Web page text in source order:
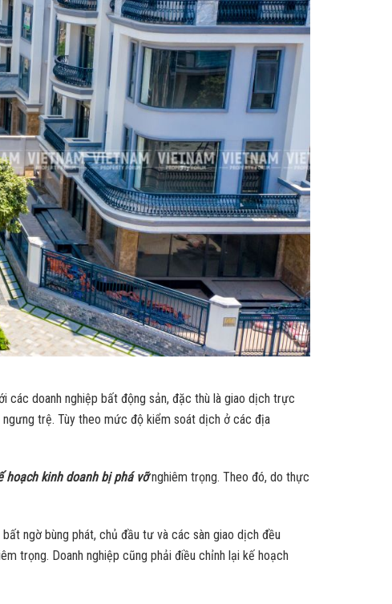
các doanh nghiệp bất động sản, đặc thù là giao dịch trực
trệ. Tùy theo mức độ kiểm soát dịch ở các địa
hoạch kinh doanh bị phá vỡ nghiêm trọng. Theo đó, do thực
ngờ bùng phát, chủ đầu tư và các sàn giao dịch đều
trọng. Doanh nghiệp cũng phải điều chỉnh lại kế hoạch